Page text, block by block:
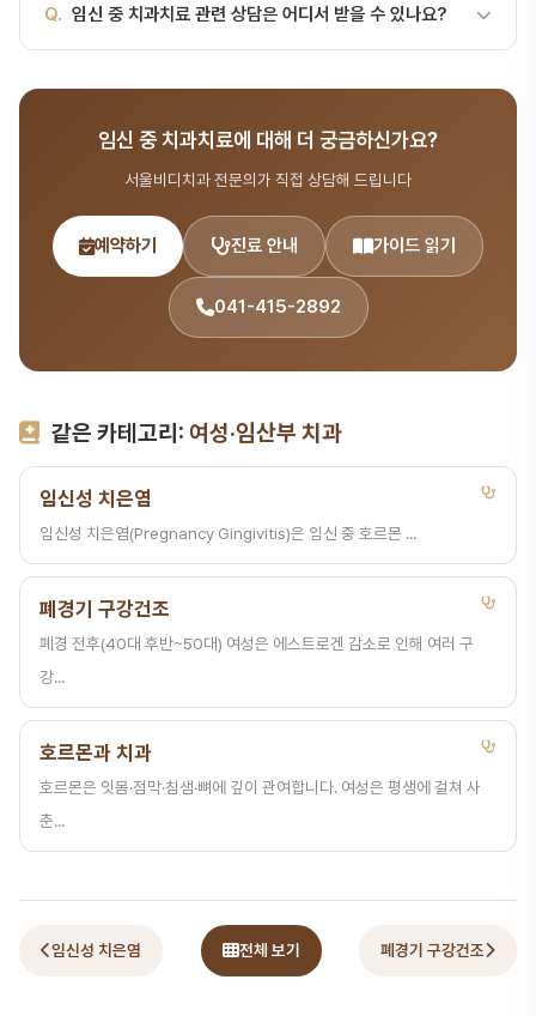
(후기)29~40주응급 외 연기 — 누운 자세 불편(자궁이 대정맥 압
박), 조산 위험임신 중 치료 가능한 항목스케일링·잇몸치료: 안정기 권
리를 권장합니다.임신 시기별 치료 가능성시기주수치과치료 가능성임
사용되는 용어이며, 서울비디치과에서는 환자분들이 이해하기 쉽도록
정밀 검사를 진행합니다. 검사 결과를 바탕으로 환자 맞춤 치료 계획
을 수립합니다.
Q. 임신 중 치과치료 관련 상담은 어디서 받을 수 있나요?
료, 전화 041-415-2892 또는 온라인 예약
(bdbddc.com/reservation)으로 상담을 받으실 수 있습니다.
임신 중 치과치료에 대해 더 궁금하신가요?
서울비디치과 전문의가 직접 상담해 드립니다
예약하기 진료 안내 가이드 읽기
041-415-2892
같은 카테고리: 여성·임산부 치과
임신성 치은염
임신성 치은염(Pregnancy Gingivitis)은 임신 중 호르몬 ...
폐경기 구강건조
폐경 전후(40대 후반~50대) 여성은 에스트로겐 감소로 인해 여러 구
강...
호르몬과 치과
호르몬은 잇몸·점막·침샘·뼈에 깊이 관여합니다. 여성은 평생에 걸쳐 사
춘...
임신성 치은염 전체 보기 폐경기 구강건조